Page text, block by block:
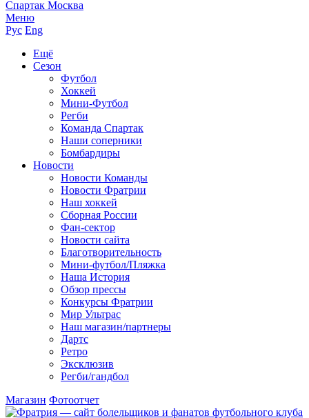
Меню
Рус Eng
Ещё
Сезон
Футбол
Хоккей
Мини-Футбол
Регби
Команда Спартак
Наши соперники
Бомбардиры
Новости
Новости Команды
Новости Фратрии
Наш хоккей
Сборная России
Фан-cектор
Новости сайта
Благотворительность
Мини-футбол/Пляжка
Наша История
Обзор прессы
Конкурсы Фратрии
Мир Ультрас
Наш магазин/партнеры
Дартс
Ретро
Эксклюзив
Регби/гандбол
Магазин Фотоотчет